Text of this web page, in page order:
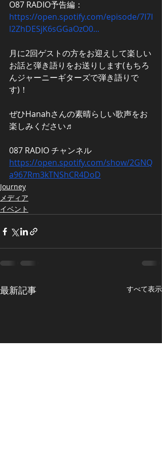
O87 RADIO予告編：
https://open.spotify.com/episode/7I7I
l2ZhDESjK6sGGaOzO0...
月に2回ゲストの方をお迎えして楽しい
お話と弾き語りをお送りします(もちろ
んジャーニーギターズで弾き語りで
す)！
ぜひHanahさんの素晴らしい歌声をお
楽しみください♬
087 RADIO チャンネル
https://open.spotify.com/show/2GNQ
a967Rm3kTNShCR4DoD
Journey
メディア
イベント
最新記事 すべて表示